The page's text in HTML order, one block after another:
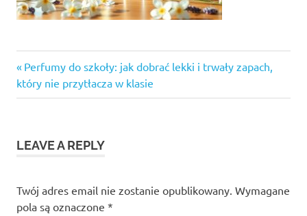
Nawigacja
wpisu
Previous
Post:
Perfumy do szkoły: jak dobrać lekki i trwały zapach,
który nie przytłacza w klasie
LEAVE A REPLY
Twój adres email nie zostanie opublikowany. Wymagane
pola są oznaczone *